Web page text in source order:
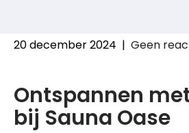
20 december 2024 | Geen
Ontspannen
bij Sauna Oase